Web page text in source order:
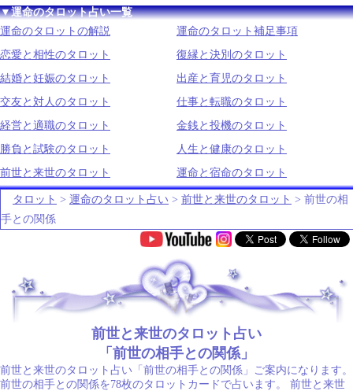
▼運命のタロット占い一覧
運命のタロットの解説
運命のタロット補足事項
恋愛と相性のタロット
復縁と決別のタロット
結婚と妊娠のタロット
出産と育児のタロット
交友と対人のタロット
仕事と転職のタロット
経営と適職のタロット
金銭と投機のタロット
勝負と試験のタロット
人生と健康のタロット
前世と来世のタロット
運命と宿命のタロット
タロット > 運命のタロット占い > 前世と来世のタロット > 前世の相
手との関係
.
前世と来世のタロット占い
「前世の相手との関係」
前世と来世のタロット占い「前世の相手との関係」ご案内になります。
前世の相手との関係を78枚のタロットカードで占います。 前世と来世